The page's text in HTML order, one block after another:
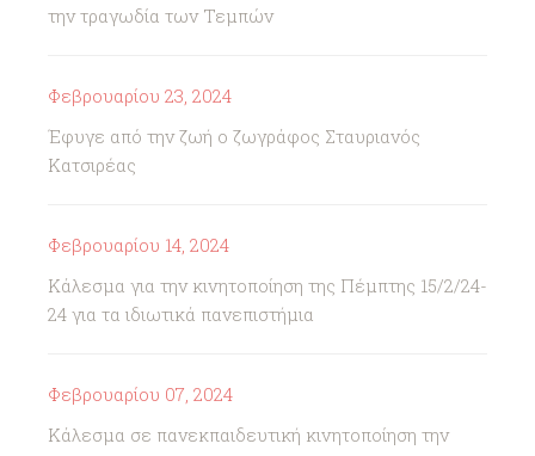
την τραγωδία των Τεμπών
Φεβρουαρίου 23, 2024
Έφυγε από την ζωή ο ζωγράφος Σταυριανός
Κατσιρέας
Φεβρουαρίου 14, 2024
Κάλεσμα για την κινητοποίηση της Πέμπτης 15/2/24-
24 για τα ιδιωτικά πανεπιστήμια
Φεβρουαρίου 07, 2024
Κάλεσμα σε πανεκπαιδευτική κινητοποίηση την